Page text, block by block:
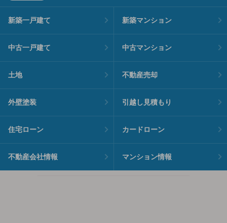
新築一戸建て 新築マンション
中古一戸建て 中古マンション
土地 不動産売却
外壁塗装 引越し見積もり
住宅ローン カードローン
不動産会社情報 マンション情報